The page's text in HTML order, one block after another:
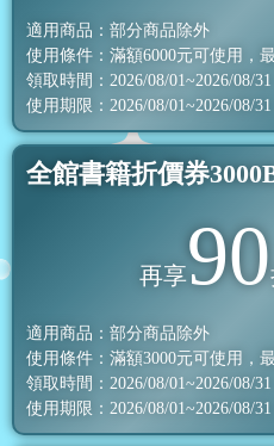
適用商品：部分商品除外
使用條件：滿額6000元可使用，
領取時間：2026/08/01~2026/08/31
使用期限：2026/08/01~2026/08/31
全館書籍折價券
再享90
適用商品：部分商品除外
使用條件：滿額3000元可使用，
領取時間：2026/08/01~2026/08/31
使用期限：2026/08/01~2026/08/31